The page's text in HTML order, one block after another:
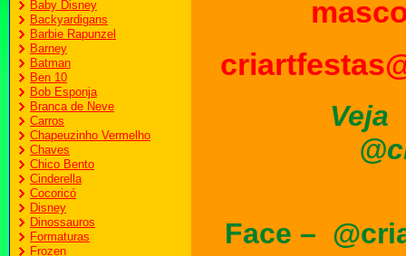
Baby Disney
Backyardigans
Barbie Rapunzel
Barney
Batman
Ben 10
Bob Esponja
Branca de Neve
Carros
Chapeuzinho Vermelho
Chaves
Chico Bento
Cinderella
Cocoricó
Disney
Dinossauros
Formaturas
Frozen
Face –